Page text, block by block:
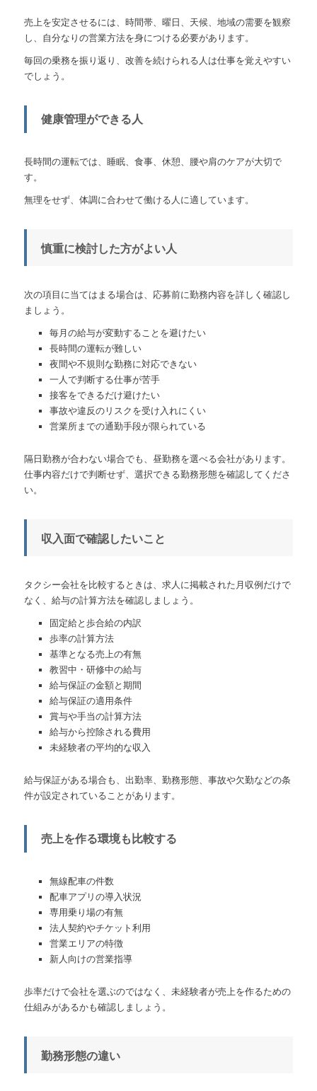
売上を安定させるには、時間帯、曜日、天候、地域の需要を観察
し、自分なりの営業方法を身につける必要があります。
毎回の乗務を振り返り、改善を続けられる人は仕事を覚えやすい
でしょう。
健康管理ができる人
長時間の運転では、睡眠、食事、休憩、腰や肩のケアが大切で
す。
無理をせず、体調に合わせて働ける人に適しています。
慎重に検討した方がよい人
次の項目に当てはまる場合は、応募前に勤務内容を詳しく確認し
ましょう。
毎月の給与が変動することを避けたい
長時間の運転が難しい
夜間や不規則な勤務に対応できない
一人で判断する仕事が苦手
接客をできるだけ避けたい
事故や違反のリスクを受け入れにくい
営業所までの通勤手段が限られている
隔日勤務が合わない場合でも、昼勤務を選べる会社があります。
仕事内容だけで判断せず、選択できる勤務形態を確認してくださ
い。
収入面で確認したいこと
タクシー会社を比較するときは、求人に掲載された月収例だけで
なく、給与の計算方法を確認しましょう。
固定給と歩合給の内訳
歩率の計算方法
基準となる売上の有無
教習中・研修中の給与
給与保証の金額と期間
給与保証の適用条件
賞与や手当の計算方法
給与から控除される費用
未経験者の平均的な収入
給与保証がある場合も、出勤率、勤務形態、事故や欠勤などの条
件が設定されていることがあります。
売上を作る環境も比較する
無線配車の件数
配車アプリの導入状況
専用乗り場の有無
法人契約やチケット利用
営業エリアの特徴
新人向けの営業指導
歩率だけで会社を選ぶのではなく、未経験者が売上を作るための
仕組みがあるかも確認しましょう。
勤務形態の違い